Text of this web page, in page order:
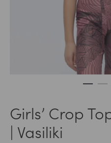
Girls’ Crop
| Vasiliki